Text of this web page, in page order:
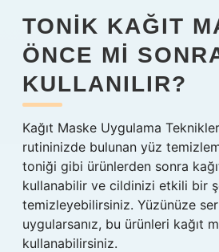
TONIK KAĞIT
ÖNCE MI
KULLANILIR?
Kağıt Maske Uygulama
rutininizde bulunan yüz
toniği gibi ürünlerden sonra
kullanabilir ve cildinizi etkili bir
temizleyebilirsiniz. Yüzünüze
uygularsanız, bu ürünleri kağıt
kullanabilirsiniz.